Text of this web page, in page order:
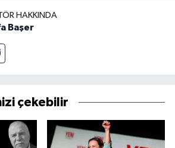
HAKKINDA
Başer
çekebilir